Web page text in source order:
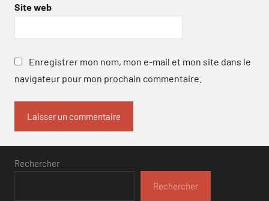
Site web
Enregistrer mon nom, mon e-mail et mon site dans le
navigateur pour mon prochain commentaire.
Rechercher
Rechercher